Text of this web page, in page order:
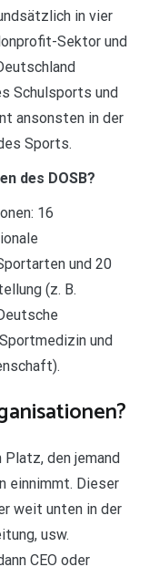
in vier
Sektor und
Schulsports und
ansonsten in der
Sports.
des DOSB?
16
und 20
(z. B.
und
den jemand
einnimmt. Dieser
weit unten in der
usw.
CEO oder